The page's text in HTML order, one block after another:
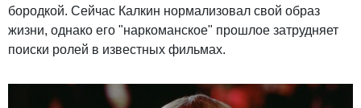
бородкой. Сейчас Калкин нормализовал свой образ
жизни, однако его "наркоманское" прошлое затрудняет
поиски ролей в известных фильмах.